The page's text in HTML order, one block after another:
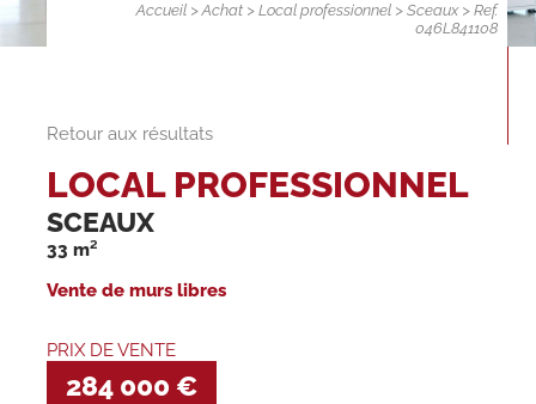
Accueil >Achat >Local professionnel >Sceaux> Ref.
046L841108
Retour aux résultats
LOCAL PROFESSIONNEL
SCEAUX
33 m²
Vente de murs libres
PRIX DE VENTE
284 000 €